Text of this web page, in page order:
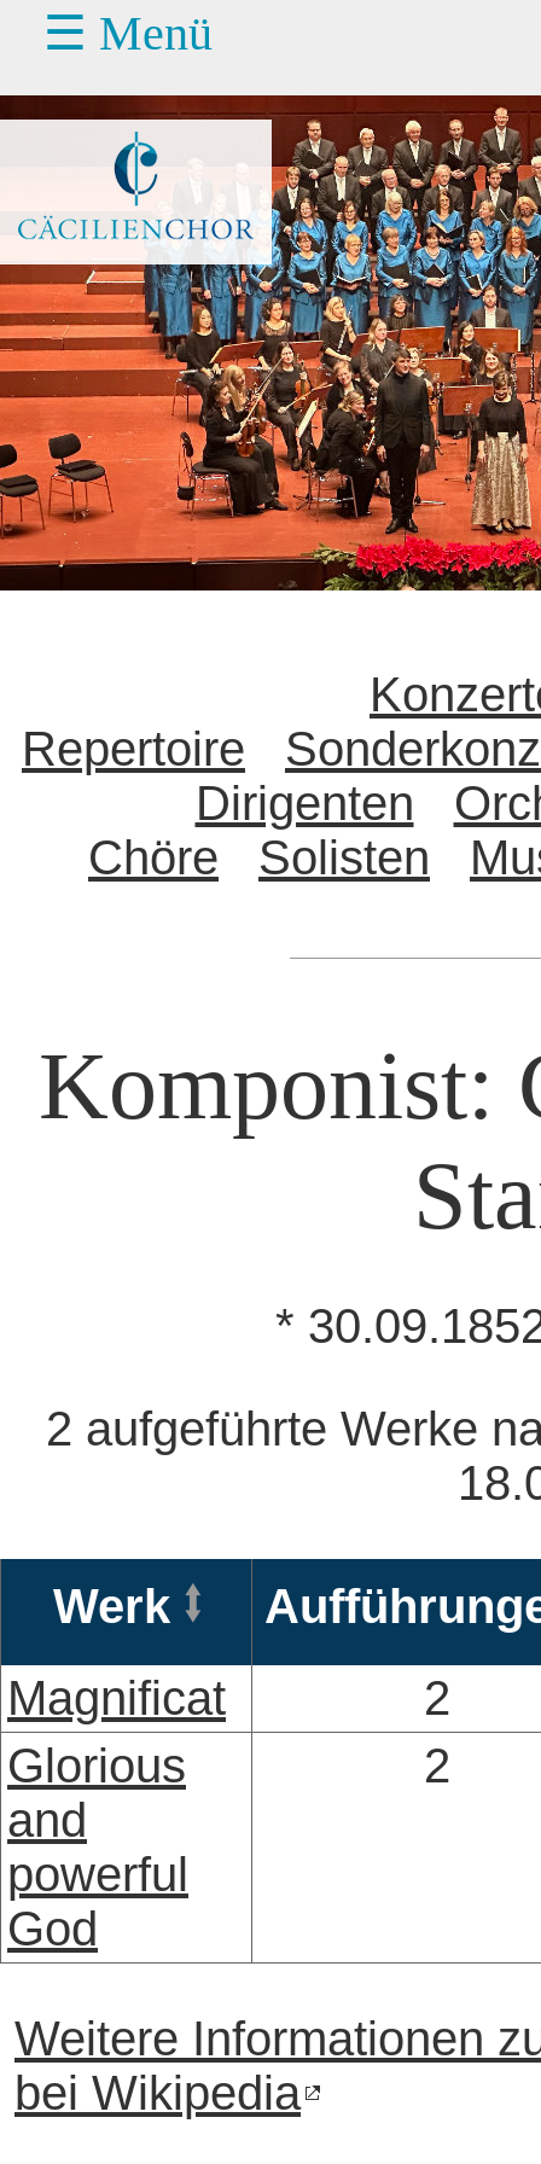
☰ Menü
Repertoire
Dirigenten
Chöre
Solisten
Komponist:
*
2 aufgeführte Werke
Werk
Magnificat
2
Glorious
and
powerful
God
2
Weitere Informationen
bei Wikipedia